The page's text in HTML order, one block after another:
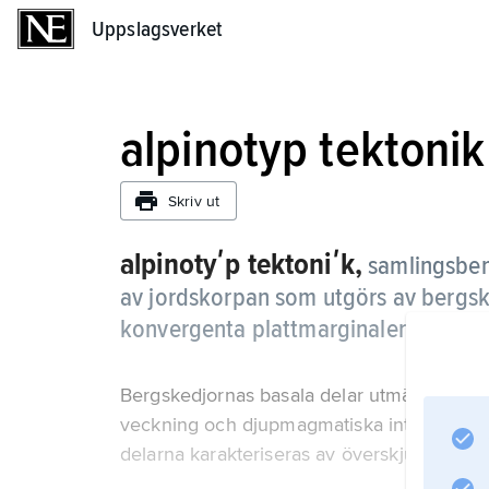
Uppslagsverket
alpinotyp tektonik
Skriv ut
alpinotyʹp tektoniʹk,
av jordskorpan som utgörs av
konvergenta plattmarginaler (se
Bergskedjornas basala delar utmärks av
veckning och djupmagmatiska intrusioner
delarna karakteriseras av överskjutningar